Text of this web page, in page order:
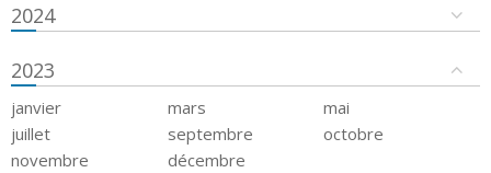
2024
2023
janvier mars
mai
juillet
septembre
octobre
novembre
décembre